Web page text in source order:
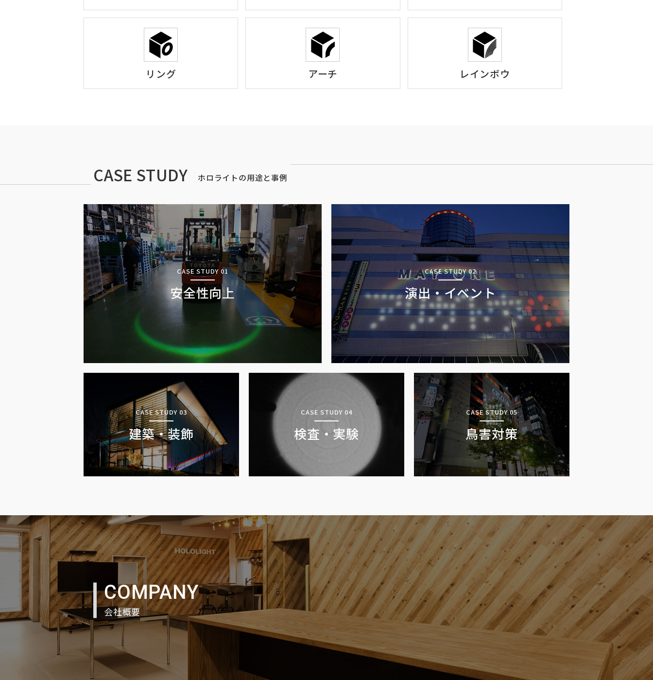
リング アーチ レインボウ
CASE STUDY ホロライトの用途と事例
CASE STUDY 01
安全性向上
CASE STUDY 02
演出・イベント
CASE STUDY 03
建築・装飾
CASE STUDY 04
検査・実験
CASE STUDY 05
鳥害対策
COMPANY
会社概要